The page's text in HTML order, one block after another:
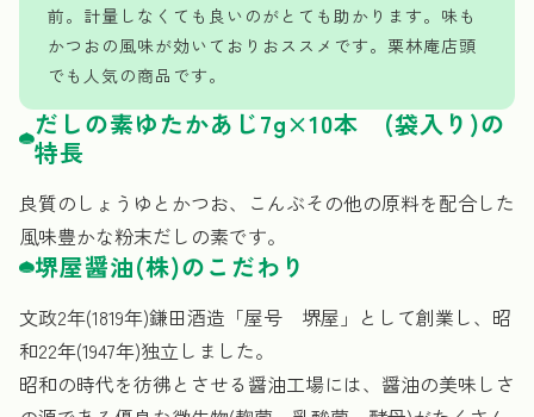
前。計量しなくても良いのがとても助かります。味も
かつおの風味が効いておりおススメです。栗林庵店頭
でも人気の商品です。
だしの素ゆたかあじ7g×10本 (袋入り)の
特長
良質のしょうゆとかつお、こんぶその他の原料を配合した
風味豊かな粉末だしの素です。
堺屋醤油(株)のこだわり
文政2年(1819年)鎌田酒造「屋号 堺屋」として創業し、昭
和22年(1947年)独立しました。
昭和の時代を彷彿とさせる醤油工場には、醤油の美味しさ